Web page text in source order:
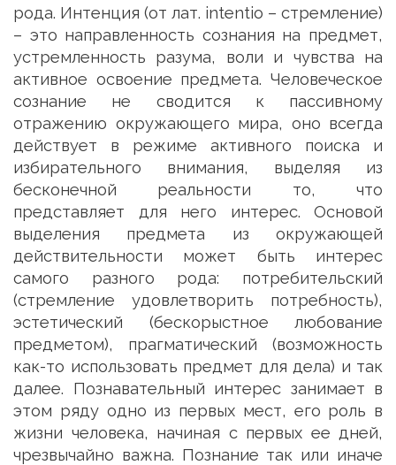
рода. Интенция (от лат. intentio – стремление)
– это направленность сознания на предмет,
устремленность разума, воли и чувства на
активное освоение предмета. Человеческое
сознание не сводится к пассивному
отражению окружающего мира, оно всегда
действует в режиме активного поиска и
избирательного внимания, выделяя из
бесконечной реальности то, что
представляет для него интерес. Основой
выделения предмета из окружающей
действительности может быть интерес
самого разного рода: потребительский
(стремление удовлетворить потребность),
эстетический (бескорыстное любование
предметом), прагматический (возможность
как-то использовать предмет для дела) и так
далее. Познавательный интерес занимает в
этом ряду одно из первых мест, его роль в
жизни человека, начиная с первых ее дней,
чрезвычайно важна. Познание так или иначе